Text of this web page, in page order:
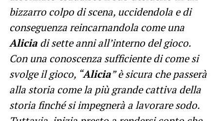
bizzarro colpo di scena, uccidendola e di
conseguenza reincarnandola come una
Aliciadi sette anni all’interno del gioco.
Con una conoscenza sufficiente di come si
svolge il gioco, “Alicia” è sicura che passerà
alla storia come la più grande cattiva della
storia finché si impegnerà a lavorare sodo.